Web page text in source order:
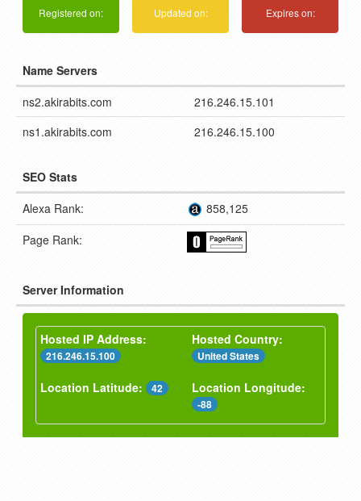
Registered on: Updated on: Expires on:
Name Servers
ns2.akirabits.com
216.246.15.101
ns1.akirabits.com
216.246.15.100
SEO Stats
Alexa Rank:
858,125
Page Rank:
Server Information
Hosted IP Address:
216.246.15.100
Hosted Country:
United States
Location Latitude: 42 Location Longitude:
-88